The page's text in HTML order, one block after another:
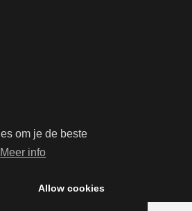
om je de beste
Meer info
Allow cookies